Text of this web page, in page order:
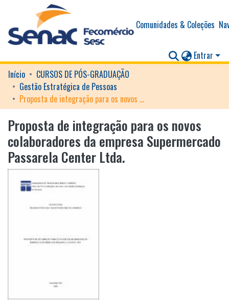
Comunidades & Coleções
Entrar
Início
CURSOS DE PÓS-GRADUAÇÃO
Gestão Estratégica de Pessoas
Proposta de integração para os novos colaboradores da empresa Supermercado Passarela Center Ltda.
Proposta de integração para os novos
colaboradores da empresa Supermercado
Passarela Center Ltda.